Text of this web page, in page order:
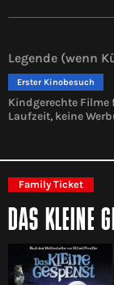
Legende (wenn
Erster Kinobesuch
Kindgerechte Filme
Laufzeit, keine
Family Ticket
DAS KLEINE